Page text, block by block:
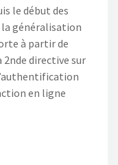
le début des
la généralisation
à partir de
2nde directive sur
en ligne